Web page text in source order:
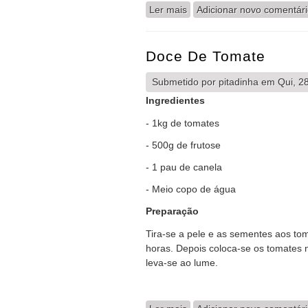
Ler mais acerca de Panquecas
Adicionar novo
Doce De Tomate
Submetido por pitadinha em Qui,
Ingredientes
- 1kg de tomates
- 500g de frutose
- 1 pau de canela
- Meio copo de água
Preparação
Tira-se a pele e as sementes aos
horas. Depois coloca-se os
leva-se ao lume.